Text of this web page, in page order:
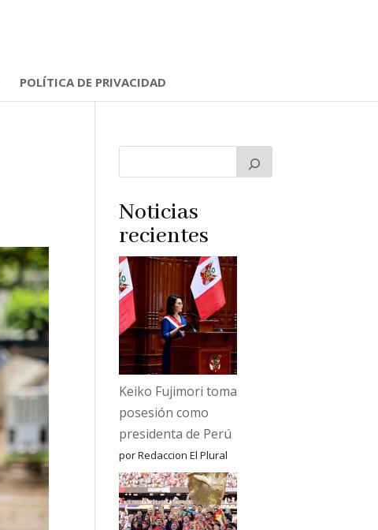
POLÍTICA DE PRIVACIDAD
Noticias
recientes
Keiko Fujimori toma
posesión como
presidenta de Perú
por Redaccion El Plural